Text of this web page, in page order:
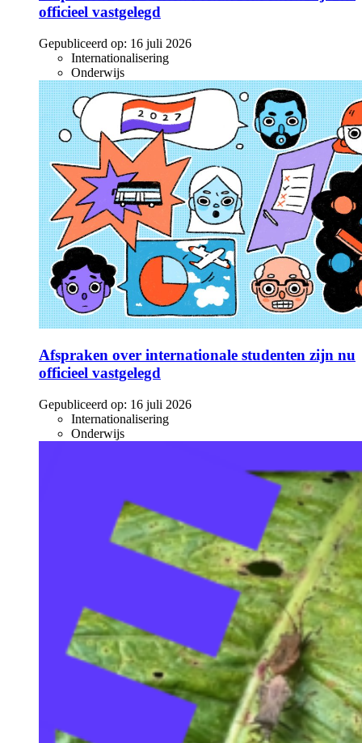
officieel vastgelegd
Gepubliceerd op: 16 juli 2026
Internationalisering
Onderwijs
Afspraken over internationale studenten zijn nu
officieel vastgelegd
Gepubliceerd op: 16 juli 2026
Internationalisering
Onderwijs